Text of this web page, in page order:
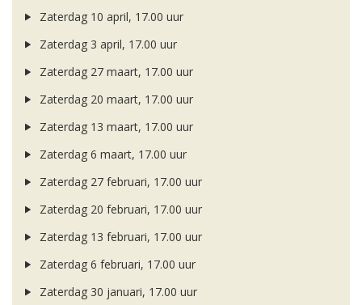
Zaterdag 10 april, 17.00 uur
Zaterdag 3 april, 17.00 uur
Zaterdag 27 maart, 17.00 uur
Zaterdag 20 maart, 17.00 uur
Zaterdag 13 maart, 17.00 uur
Zaterdag 6 maart, 17.00 uur
Zaterdag 27 februari, 17.00 uur
Zaterdag 20 februari, 17.00 uur
Zaterdag 13 februari, 17.00 uur
Zaterdag 6 februari, 17.00 uur
Zaterdag 30 januari, 17.00 uur